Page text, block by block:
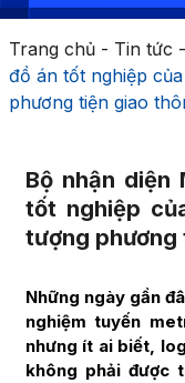
Trang chủ- Tin tức -
đồ án tốt nghiệp
phương tiện giao
Bộ nhận diện
tốt nghiệp
tượng phương
Những ngày gần
nghiệm tuyến
nhưng ít ai biết,
không phải được